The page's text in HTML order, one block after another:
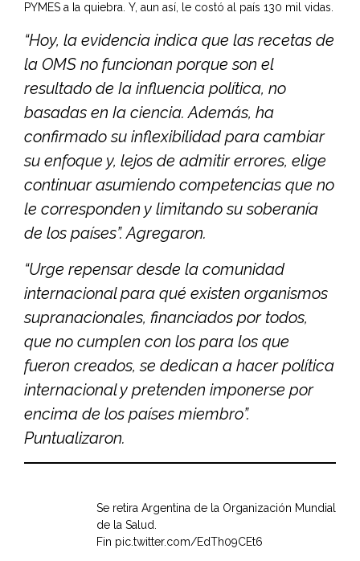
PYMES a Ia quiebra. Y, aun así, le costó al país 130 mil vidas.
“Hoy, la evidencia indica que las recetas de
la OMS no funcionan porque son el
resultado de Ia influencia política, no
basadas en Ia ciencia. Además, ha
confirmado su inflexibilidad para cambiar
su enfoque y, lejos de admitir errores, elige
continuar asumiendo competencias que no
le corresponden y limitando su soberanía
de los países”. Agregaron.
“Urge repensar desde la comunidad
internacional para qué existen organismos
supranacionales, financiados por todos,
que no cumplen con los para los que
fueron creados, se dedican a hacer política
internacional y pretenden imponerse por
encima de los países miembro”.
Puntualizaron.
Se retira Argentina de la Organización Mundial
de la Salud.
Fin pic.twitter.com/EdTh09CEt6